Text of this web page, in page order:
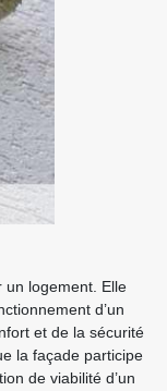
un logement. Elle
d’un
et de la sécurité
la façade participe
de viabilité d’un